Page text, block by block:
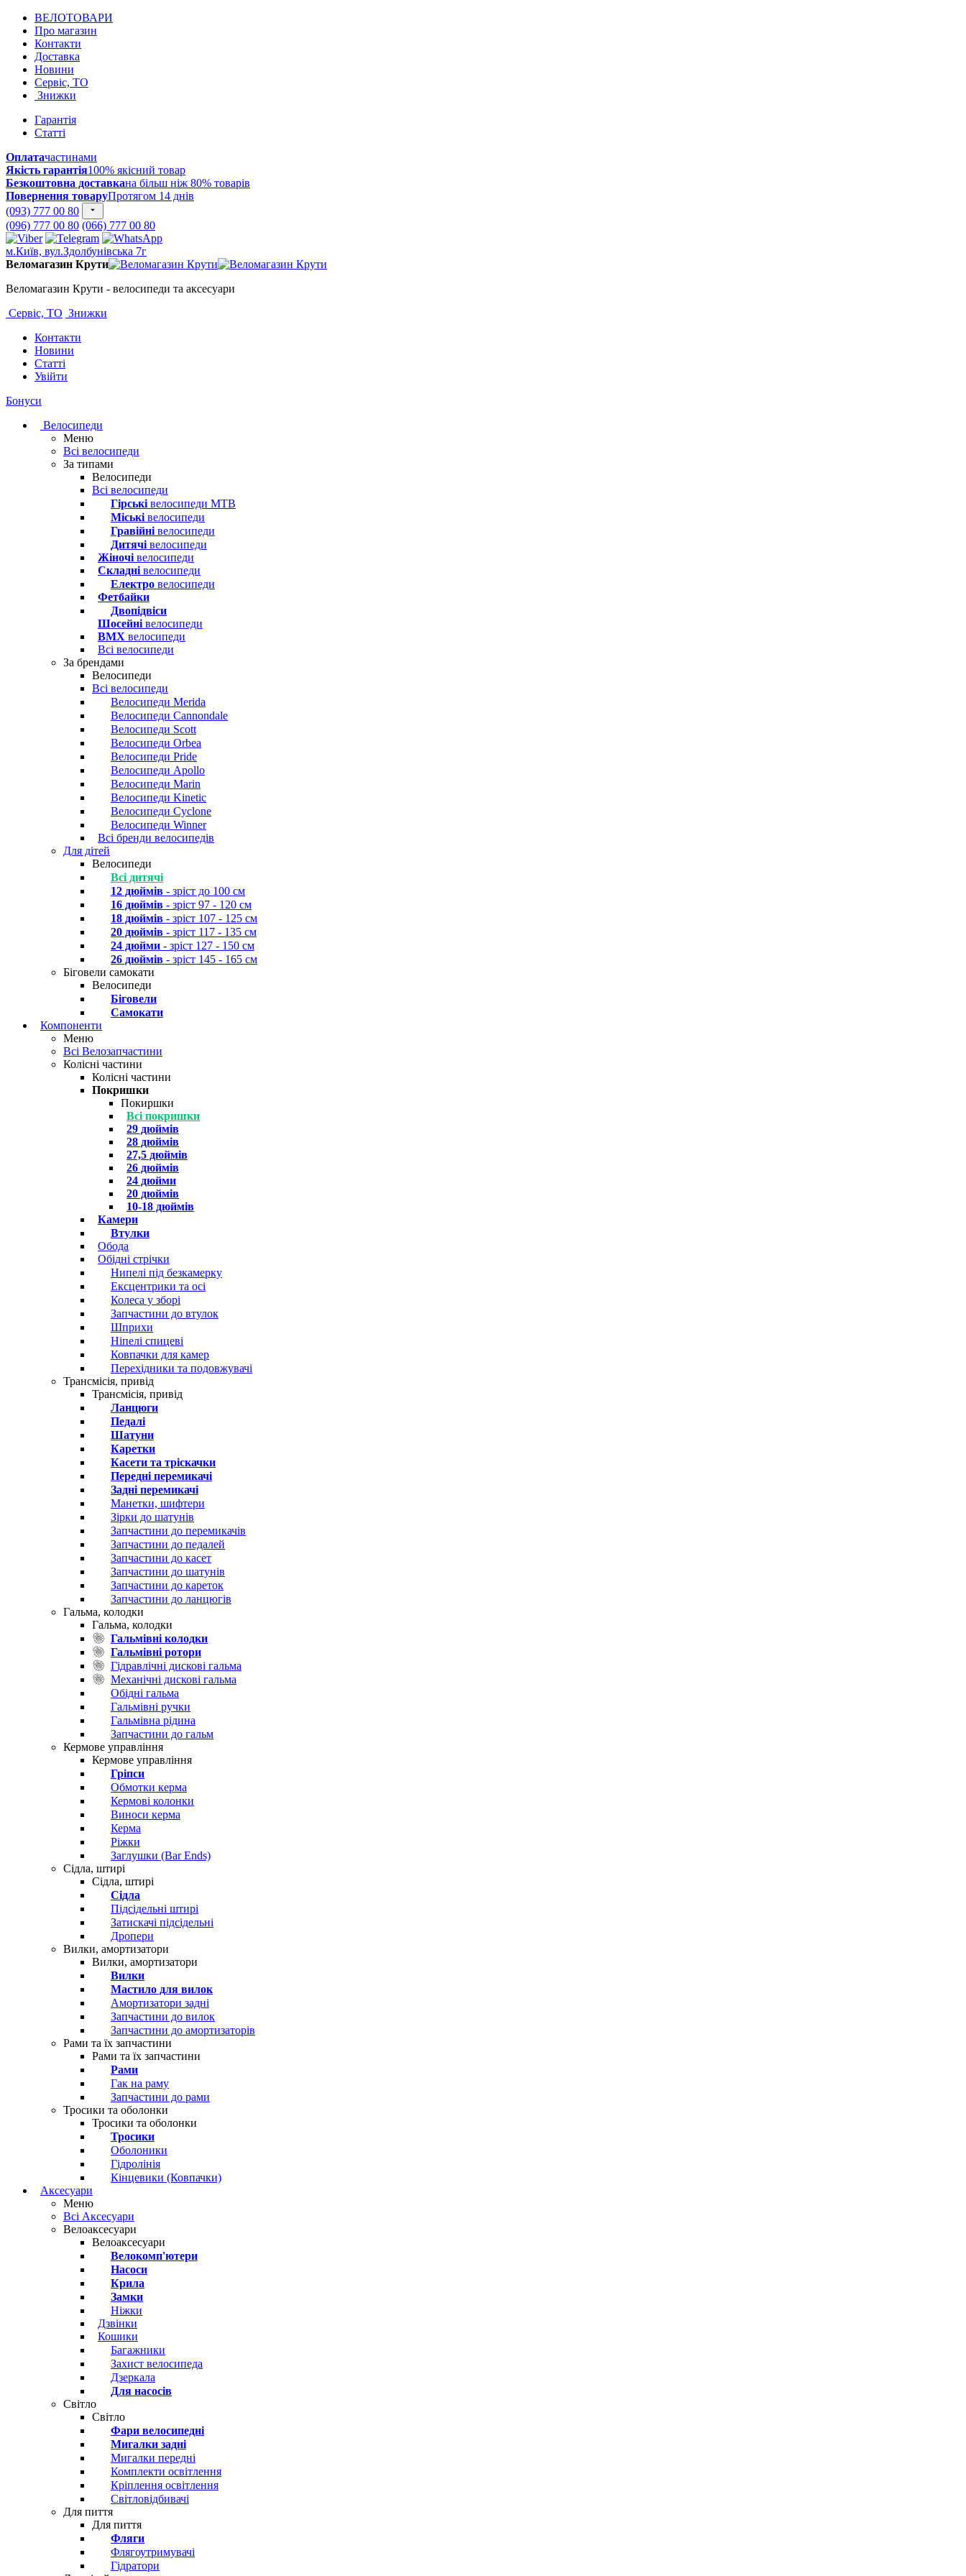
ВЕЛОТОВАРИ
Про магазин
Контакти
Доставка
Новини
Сервіс, ТО
Знижки
Гарантія
Статті
Оплатачастинами
Якість гарантія100% якісний товар
Безкоштовна доставкана більш ніж 80% товарів
Повернення товаруПротягом 14 днів
(093) 777 00 80
(096) 777 00 80 (066) 777 00 80
м.Київ, вул.Здолбунівська 7г
Веломагазин Крути
Веломагазин Крути - велосипеди та аксесуари
Сервіс, ТО Знижки
Контакти
Новини
Статті
Увійти
Бонуси
Велосипеди
Меню
Всі велосипеди
За типами
Велосипеди
Всі велосипеди
Гірські велосипеди MTB
Міські велосипеди
Гравійні велосипеди
Дитячі велосипеди
Жіночі велосипеди
Складні велосипеди
Електро велосипеди
Фетбайки
Двопідвіси
Шосейні велосипеди
BMX велосипеди
Всі велосипеди
За брендами
Велосипеди
Всі велосипеди
Велосипеди Merida
Велосипеди Cannondale
Велосипеди Scott
Велосипеди Orbea
Велосипеди Pride
Велосипеди Apollo
Велосипеди Marin
Велосипеди Kinetic
Велосипеди Cyclone
Велосипеди Winner
Всі бренди велосипедів
Для дітей
Велосипеди
Всі дитячі
12 дюймів - зріст до 100 см
16 дюймів - зріст 97 - 120 см
18 дюймів - зріст 107 - 125 см
20 дюймів - зріст 117 - 135 см
24 дюйми - зріст 127 - 150 см
26 дюймів - зріст 145 - 165 см
Біговели самокати
Велосипеди
Біговели
Самокати
Компоненти
Меню
Всі Велозапчастини
Колісні частини
Колісні частини
Покришки
Покиршки
Всі покришки
29 дюймів
28 дюймів
27,5 дюймів
26 дюймів
24 дюйми
20 дюймів
10-18 дюймів
Камери
Втулки
Обода
Обідні стрічки
Нипелі під безкамерку
Ексцентрики та осі
Колеса у зборі
Запчастини до втулок
Шприхи
Ніпелі спицеві
Ковпачки для камер
Перехідники та подовжувачі
Трансмісія, привід
Трансмісія, привід
Ланцюги
Педалі
Шатуни
Каретки
Касети та тріскачки
Передні перемикачі
Задні перемикачі
Манетки, шифтери
Зірки до шатунів
Запчастини до перемикачів
Запчастини до педалей
Запчастини до касет
Запчастини до шатунів
Запчастини до кареток
Запчастини до ланцюгів
Гальма, колодки
Гальма, колодки
Гальмівні колодки
Гальмівні ротори
Гідравлічні дискові гальма
Механічні дискові гальма
Обідні гальма
Гальмівні ручки
Гальмівна рідина
Запчастини до гальм
Кермове управління
Кермове управління
Гріпси
Обмотки керма
Кермові колонки
Виноси керма
Керма
Ріжки
Заглушки (Bar Ends)
Сідла, штирі
Сідла, штирі
Сідла
Підсідельні штирі
Затискачі підсідельні
Дропери
Вилки, амортизатори
Вилки, амортизатори
Вилки
Мастило для вилок
Амортизатори задні
Запчастини до вилок
Запчастини до амортизаторів
Рами та їх запчастини
Рами та їх запчастини
Рами
Гак на раму
Запчастини до рами
Тросики та оболонки
Тросики та оболонки
Тросики
Оболоники
Гідролінія
Кінцевики (Ковпачки)
Аксесуари
Меню
Всі Аксесуари
Велоаксесуари
Велоаксесуари
Велокомп'ютери
Насоси
Крила
Замки
Ніжки
Дзвінки
Кошики
Багажники
Захист велосипеда
Дзеркала
Для насосів
Світло
Світло
Фари велосипедні
Мигалки задні
Мигалки передні
Комплекти освітлення
Кріплення освітлення
Світловідбивачі
Для пиття
Для пиття
Фляги
Флягоутримувачі
Гідратори